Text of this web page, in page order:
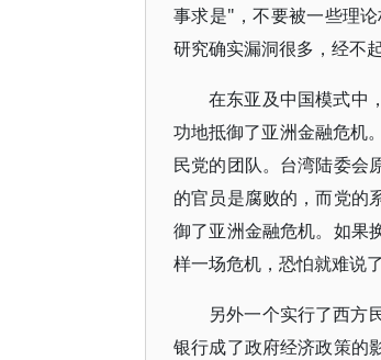
事求是"，不要被一些理
研究确实漏洞很多，经不起
在东亚及中国模式中
功地抵御了亚洲金融危机
民党的团队。台湾陆委会
的官员是腐败的，而党的
御了亚洲金融危机。如果
样一场危机，恐怕就难说了
另外一个实行了西方
银行成了政府经济政策的